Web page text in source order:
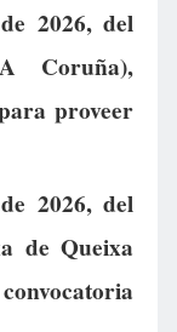
2026, del
Coruña),
proveer
2026, del
de Queixa